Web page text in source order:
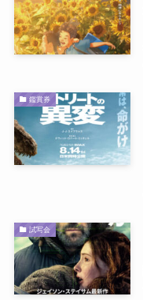
鑑賞券
試写会